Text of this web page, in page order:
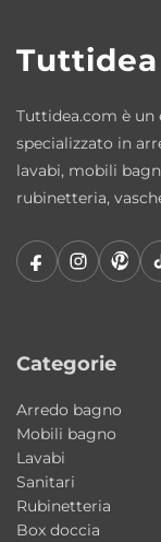
Possibilità
d’appoggio
finiture
bagno
Dotazione
Staffe di
Materiali
superfici
mantenere
design
bagno con
Tuttidea
Tuttidea.com è un
specializzato in
lavabi, mobili
rubinetteria,
Categorie
Arredo bagno
Mobili bagno
Lavabi
Sanitari
Rubinetteria
Box doccia